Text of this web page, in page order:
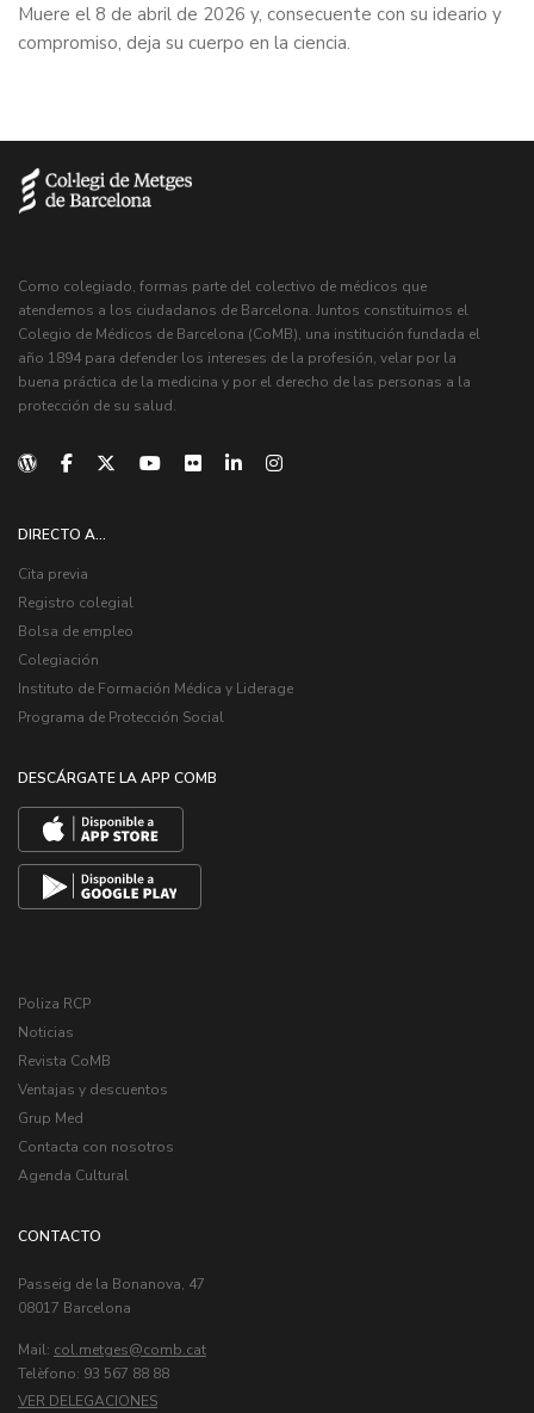
Muere el 8 de abril de 2026 y, consecuente con su ideario y
compromiso, deja su cuerpo en la ciencia.
Como colegiado, formas parte del colectivo de médicos que
atendemos a los ciudadanos de Barcelona. Juntos constituimos el
Colegio de Médicos de Barcelona (CoMB), una institución fundada el
año 1894 para defender los intereses de la profesión, velar por la
buena práctica de la medicina y por el derecho de las personas a la
protección de su salud.
DIRECTO A...
Cita previa
Registro colegial
Bolsa de empleo
Colegiación
Instituto de Formación Médica y Liderage
Programa de Protección Social
DESCÁRGATE LA APP COMB
Poliza RCP
Noticias
Revista CoMB
Ventajas y descuentos
Grup Med
Contacta con nosotros
Agenda Cultural
CONTACTO
Passeig de la Bonanova, 47
08017 Barcelona
Mail: col.metges
Telèfono: 93 567 88 88
VER DELEGACIONES